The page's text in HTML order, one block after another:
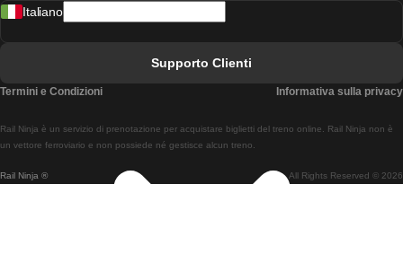
Treni Da Lisbon A Braga
Treni Da Braga A Lisbona
Rail Ninja ® All Rights Reserved © 2026
Rail Ninja è un servizio di prenotazione per acquistare biglietti del treno online. Rail Ninja non è
un vettore ferroviario e non possiede né gestisce alcun treno.
Italiano
Supporto Clienti
Termini e Condizioni Informativa sulla privacy